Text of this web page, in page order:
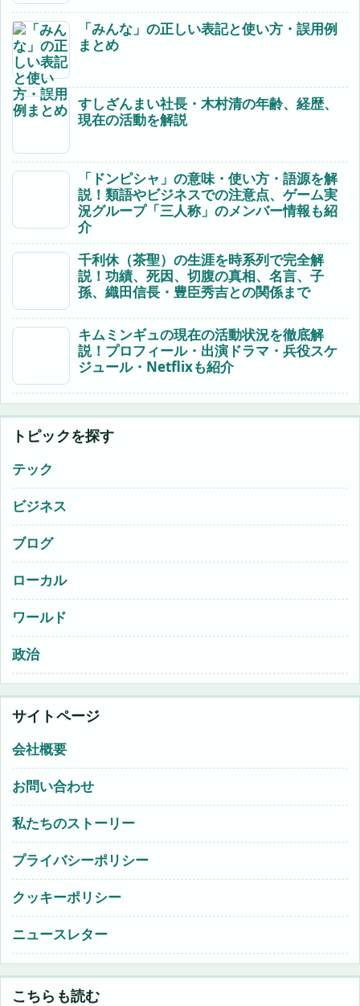
「みんな」の正しい表記と使い方・誤用例
まとめ
すしざんまい社長・木村清の年齢、経歴、
現在の活動を解説
「ドンピシャ」の意味・使い方・語源を解
説！類語やビジネスでの注意点、ゲーム実
況グループ「三人称」のメンバー情報も紹
介
千利休（茶聖）の生涯を時系列で完全解
説！功績、死因、切腹の真相、名言、子
孫、織田信長・豊臣秀吉との関係まで
キムミンギュの現在の活動状況を徹底解
説！プロフィール・出演ドラマ・兵役スケ
ジュール・Netflixも紹介
トピックを探す
テック
ビジネス
ブログ
ローカル
ワールド
政治
サイトページ
会社概要
お問い合わせ
私たちのストーリー
プライバシーポリシー
クッキーポリシー
ニュースレター
こちらも読む